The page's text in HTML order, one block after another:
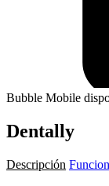
Bubble Mobile
Dentally
Descripción